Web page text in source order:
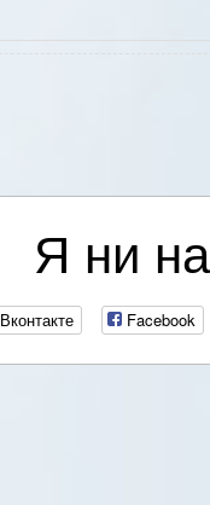
Я ни
Вконтакте Facebook